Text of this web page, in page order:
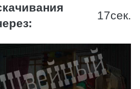
17сек.